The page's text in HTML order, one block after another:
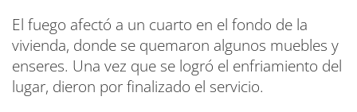
El fuego afectó a un cuarto en el fondo de la
vivienda, donde se quemaron algunos muebles y
enseres. Una vez que se logró el enfriamiento del
lugar, dieron por finalizado el servicio.